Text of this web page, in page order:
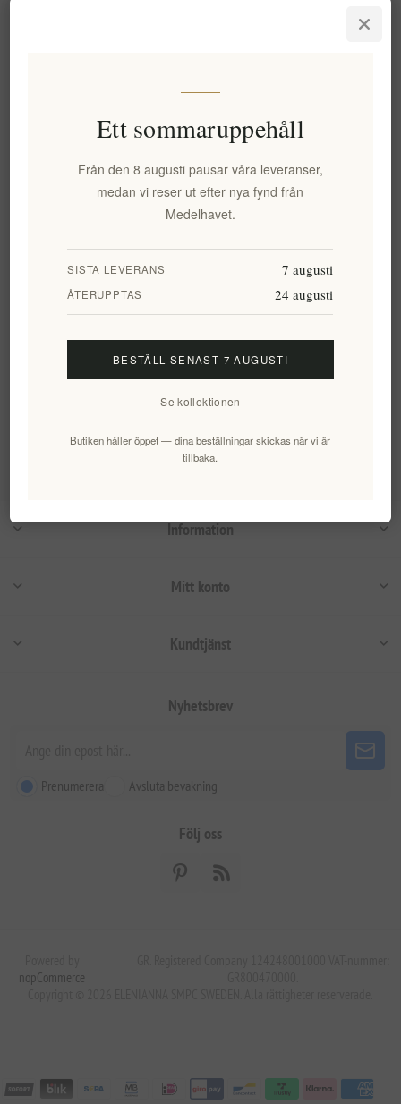
Kategorier
Populära taggar
olivträhandtag av Olea Wood
108,15 kr exkl moms
Information
Mitt konto
Kundtjänst
Nyhetsbrev
Prenumerera Avsluta bevakning
Följ oss
nopCommerce
Ett sommaruppehåll
Från den 8 augusti pausar våra leveranser,
medan vi reser ut efter nya fynd från
Medelhavet.
SISTA LEVERANS 7 augusti
ÅTERUPPTAS 24 augusti
BESTÄLL SENAST 7 AUGUSTI
Se kollektionen
Butiken håller öppet — dina beställningar skickas när vi är
tillbaka.